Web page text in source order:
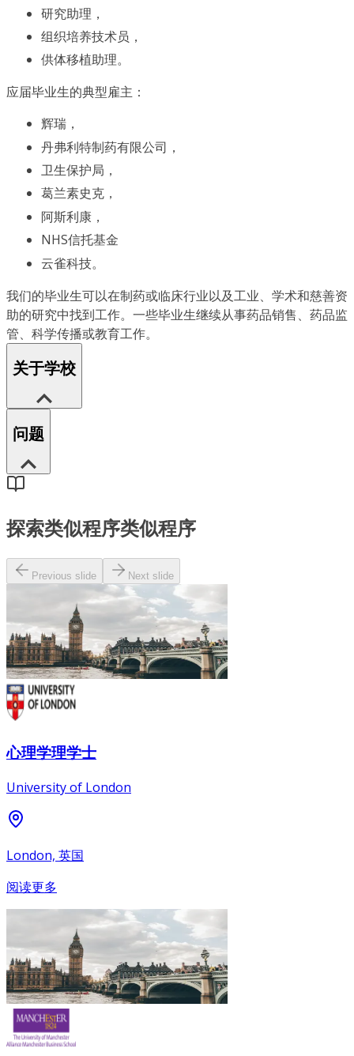
研究助理，
组织培养技术员，
供体移植助理。
应届毕业生的典型雇主：
辉瑞，
丹弗利特制药有限公司，
卫生保护局，
葛兰素史克，
阿斯利康，
NHS信托基金
云雀科技。
我们的毕业生可以在制药或临床行业以及工业、学术和慈善资
助的研究中找到工作。一些毕业生继续从事药品销售、药品监
管、科学传播或教育工作。
关于学校
问题
探索类似程序类似程序
Previous slide Next slide
心理学理学士
University of London
London, 英国
阅读更多